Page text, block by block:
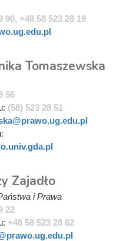
90, +48 58 523 28 19
Tomaszewska
56
(58) 523 28 51
Zajadło
i Prawa
22
+48 58 523 28 62